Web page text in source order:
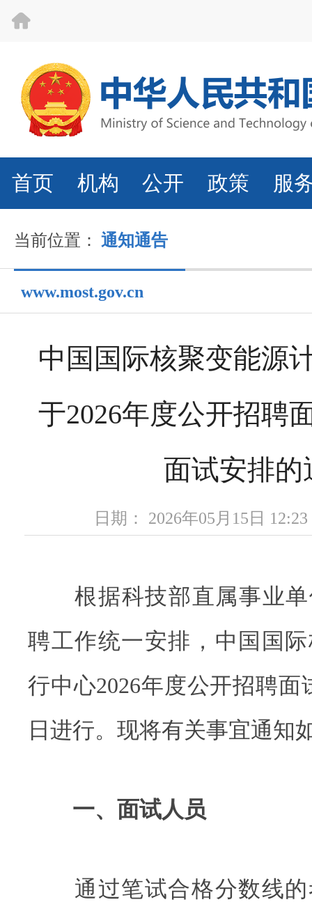
首页 机构 公开 政策 服
当前位置： 通知通告
www.most.gov.cn
中国国际核聚变能源
于2026年度公开招聘
面试安排的
日期： 2026年05月15日
根据科技部直属事业单
聘工作统一安排，中国国
行中心2026年度公开招聘面
日进行。现将有关事宜通知
一、面试人员
通过笔试合格分数线的